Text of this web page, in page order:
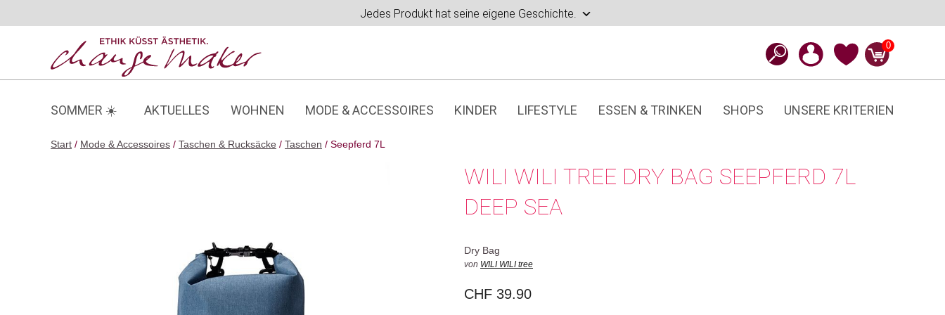
Jedes Produkt hat seine eigene Geschichte.
0
SOMMER ☀️ AKTUELLES WOHNEN MODE & ACCESSOIRES KINDER LIFESTYLE ESSEN & TRINKEN SHOPS UNSERE KRITERIEN
Start / Mode & Accessoires / Taschen & Rucksäcke / Taschen / Seepferd 7L
WILI WILI TREE DRY BAG SEEPFERD 7L
DEEP SEA
Dry Bag
von WILI WILI tree
CHF 39.90